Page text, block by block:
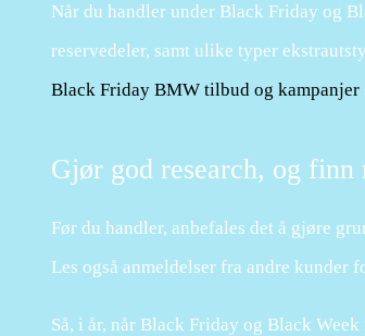
Når du handler under Black Friday og
reservedeler, samt ulike typer
Black Friday BMW tilbud og kampanjer
Gjør god research, og
Før du handler, anbefales det å gjøre
Les også anmeldelser fra andre kunder
Så, i år, når Black Friday og Black